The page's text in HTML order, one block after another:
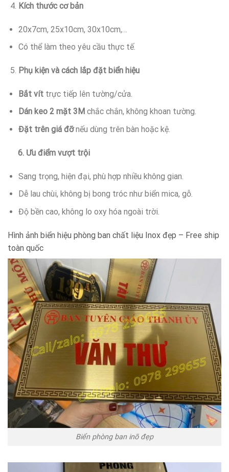
Kích thước cơ bản
20x7cm, 25x10cm, 30x10cm,…
Có thể làm theo yêu cầu thực tế.
Phụ kiện và cách lắp đặt biển hiệu
Bắt víttrực tiếp lên tường/cửa.
Dán keo 2 mặt 3M chắc chắn, không khoan tường.
Đặt trên giá đỡnếu dùng trên bàn hoặc kệ.
6. Ưu điểm vượt trội
Sang trọng, hiện đại, phù hợp nhiều không gian.
Dễ lau chùi, không bị bong tróc như biển mica, gỗ.
Độ bền cao, không lo oxy hóa ngoài trời.
Hình ảnh biển hiệu phòng ban chất liệu Inox đẹp – Free ship
toàn quốc
Biển phòng ban inõ đẹp